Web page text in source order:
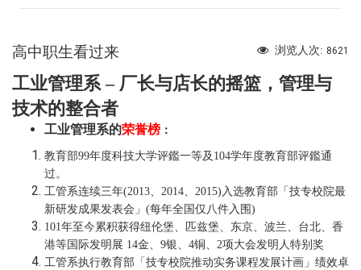
浏览人次: 8621
高中职生看过来
工业管理系 – 厂长与店长的摇篮，管理与
技术的整合者
工业管理系的荣誉榜 ：
教育部99年度科技大学评鑑一等及104学年度教育部评鑑通
过。
工管系连续三年(2013、2014、2015)入选教育部「技专校院最
新研发成果发表会」(每年全国仅八件入围)
101年至今累积获得纽伦堡、匹兹堡、东京、波兰、台北、香
港等国际发明展 14金、9银、4铜、2项大会发明人特别奖
工管系执行教育部「技专校院推动实务课程发展计画」绩效卓